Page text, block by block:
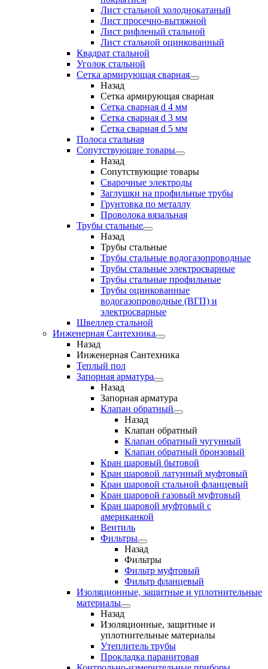
Лист стальной холоднокатаный
Лист просечно-вытяжной
Лист рифленый стальной
Лист стальной оцинкованный
Квадрат стальной
Уголок стальной
Сетка армирующая сварная
Назад
Сетка армирующая сварная
Сетка сварная d 4 мм
Сетка сварная d 3 мм
Сетка сварная d 5 мм
Полоса стальная
Сопутствующие товары
Назад
Сопутствующие товары
Сварочные электроды
Заглушки на профильные трубы
Грунтовка по металлу
Проволока вязальная
Трубы стальные
Назад
Трубы стальные
Трубы стальные водогазопроводные
Трубы стальные электросварные
Трубы стальные профильные
Трубы оцинкованные
водогазопроводные (ВГП) и
электросварные
Швеллер стальной
Инженерная Сантехника
Назад
Инженерная Сантехника
Теплый пол
Запорная арматура
Назад
Запорная арматура
Клапан обратный
Назад
Клапан обратный
Клапан обратный чугунный
Клапан обратный бронзовый
Кран шаровый бытовой
Кран шаровой латунный муфтовый
Кран шаровой стальной фланцевый
Кран шаровой газовый муфтовый
Кран шаровой муфтовый с
американкой
Вентиль
Фильтры
Назад
Фильтры
Фильтр муфтовый
Фильтр фланцевый
Изоляционные, защитные и уплотнительные
материалы
Назад
Изоляционные, защитные и
уплотнительные материалы
Утеплитель трубы
Прокладка паранитовая